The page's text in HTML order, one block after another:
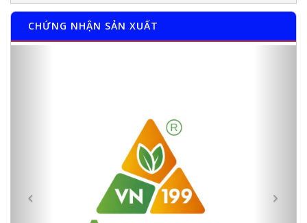
CHỨNG NHẬN SẢN XUẤT